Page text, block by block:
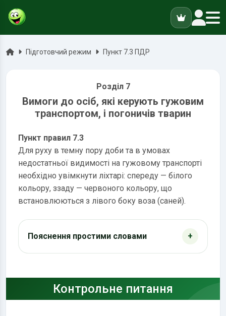
ГоловнаПідготовчий режим Пункт 7.3 ПДР
Розділ 7
Вимоги до осіб, які керують гужовим
транспортом, і погоничів тварин
Пункт правил 7.3
Для руху в темну пору доби та в умовах
недостатньої видимості на гужовому транспорті
необхідно увімкнути ліхтарі: спереду — білого
кольору, ззаду — червоного кольору, що
встановлюються з лівого боку воза (саней).
Пояснення простими словами
Контрольне питання